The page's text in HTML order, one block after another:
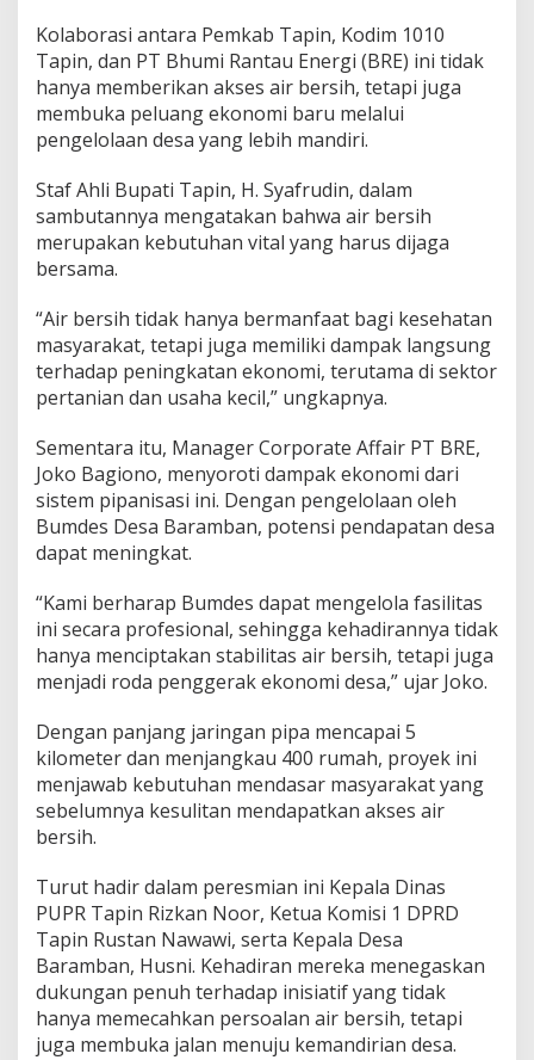
Kolaborasi antara Pemkab Tapin, Kodim 1010
Tapin, dan PT Bhumi Rantau Energi (BRE) ini tidak
hanya memberikan akses air bersih, tetapi juga
membuka peluang ekonomi baru melalui
pengelolaan desa yang lebih mandiri.
Staf Ahli Bupati Tapin, H. Syafrudin, dalam
sambutannya mengatakan bahwa air bersih
merupakan kebutuhan vital yang harus dijaga
bersama.
“Air bersih tidak hanya bermanfaat bagi kesehatan
masyarakat, tetapi juga memiliki dampak langsung
terhadap peningkatan ekonomi, terutama di sektor
pertanian dan usaha kecil,” ungkapnya.
Sementara itu, Manager Corporate Affair PT BRE,
Joko Bagiono, menyoroti dampak ekonomi dari
sistem pipanisasi ini. Dengan pengelolaan oleh
Bumdes Desa Baramban, potensi pendapatan desa
dapat meningkat.
“Kami berharap Bumdes dapat mengelola fasilitas
ini secara profesional, sehingga kehadirannya tidak
hanya menciptakan stabilitas air bersih, tetapi juga
menjadi roda penggerak ekonomi desa,” ujar Joko.
Dengan panjang jaringan pipa mencapai 5
kilometer dan menjangkau 400 rumah, proyek ini
menjawab kebutuhan mendasar masyarakat yang
sebelumnya kesulitan mendapatkan akses air
bersih.
Turut hadir dalam peresmian ini Kepala Dinas
PUPR Tapin Rizkan Noor, Ketua Komisi 1 DPRD
Tapin Rustan Nawawi, serta Kepala Desa
Baramban, Husni. Kehadiran mereka menegaskan
dukungan penuh terhadap inisiatif yang tidak
hanya memecahkan persoalan air bersih, tetapi
juga membuka jalan menuju kemandirian desa.